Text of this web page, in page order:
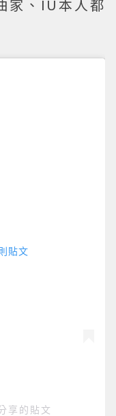
家、IU本人都
貼文
享的貼文